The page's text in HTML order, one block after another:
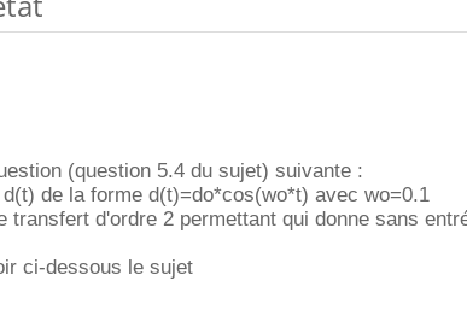
(question 5.4 du sujet) suivante :
de la forme d(t)=do*cos(wo*t) avec wo=0.1
transfert d'ordre 2 permettant qui donne sans
ci-dessous le sujet